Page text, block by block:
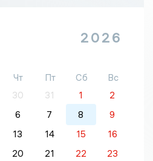
2026
Чт Пт Сб
Вс
30 31 1
2
6 7 8
9
13 14 15
16
20 21 22
23